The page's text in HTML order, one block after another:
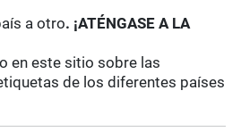
a otro. ¡ATÉNGASE A LA
en este sitio sobre las
de los diferentes países